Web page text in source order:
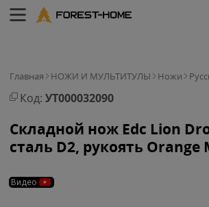
Главная НОЖИ И МУЛЬТИТУЛЫ Ножи
Код: УТ000032090
Складной нож Edc Lion
сталь D2, рукоять Orange
Видео